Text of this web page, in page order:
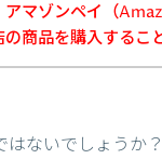
アマゾンペイ（
商品を購入するこ
はないでしょうか？